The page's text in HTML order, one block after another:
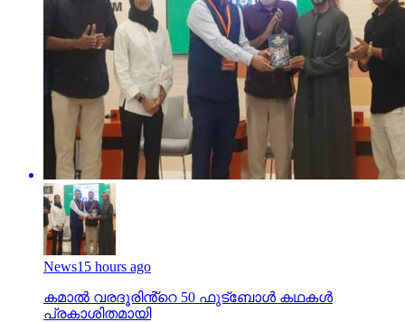
News15 hours ago
കമാൽ വരദൂരിൻ്റെ 50 ഫുട്ബോൾ കഥകൾ
പ്രകാശിതമായി